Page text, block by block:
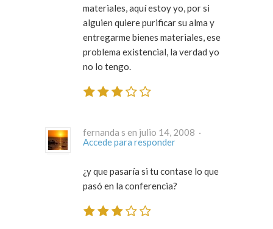
materiales, aquí estoy yo, por si
alguien quiere purificar su alma y
entregarme bienes materiales, ese
problema existencial, la verdad yo
no lo tengo.
fernanda s en julio 14, 2008 ·
Accede para responder
¿y que pasaría si tu contase lo que
pasó en la conferencia?